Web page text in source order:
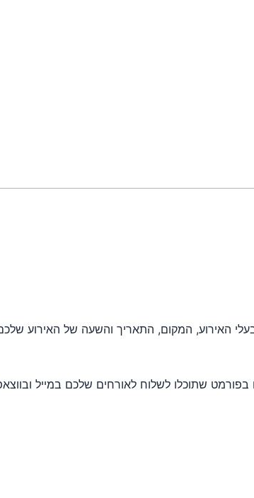
האירוע, המקום, התאריך והשעה של האירוע
שתוכלו לשלוח לאורחים שלכם במייל